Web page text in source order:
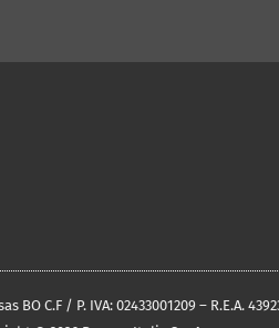
C.F / P. IVA: 02433001209 – R.E.A.